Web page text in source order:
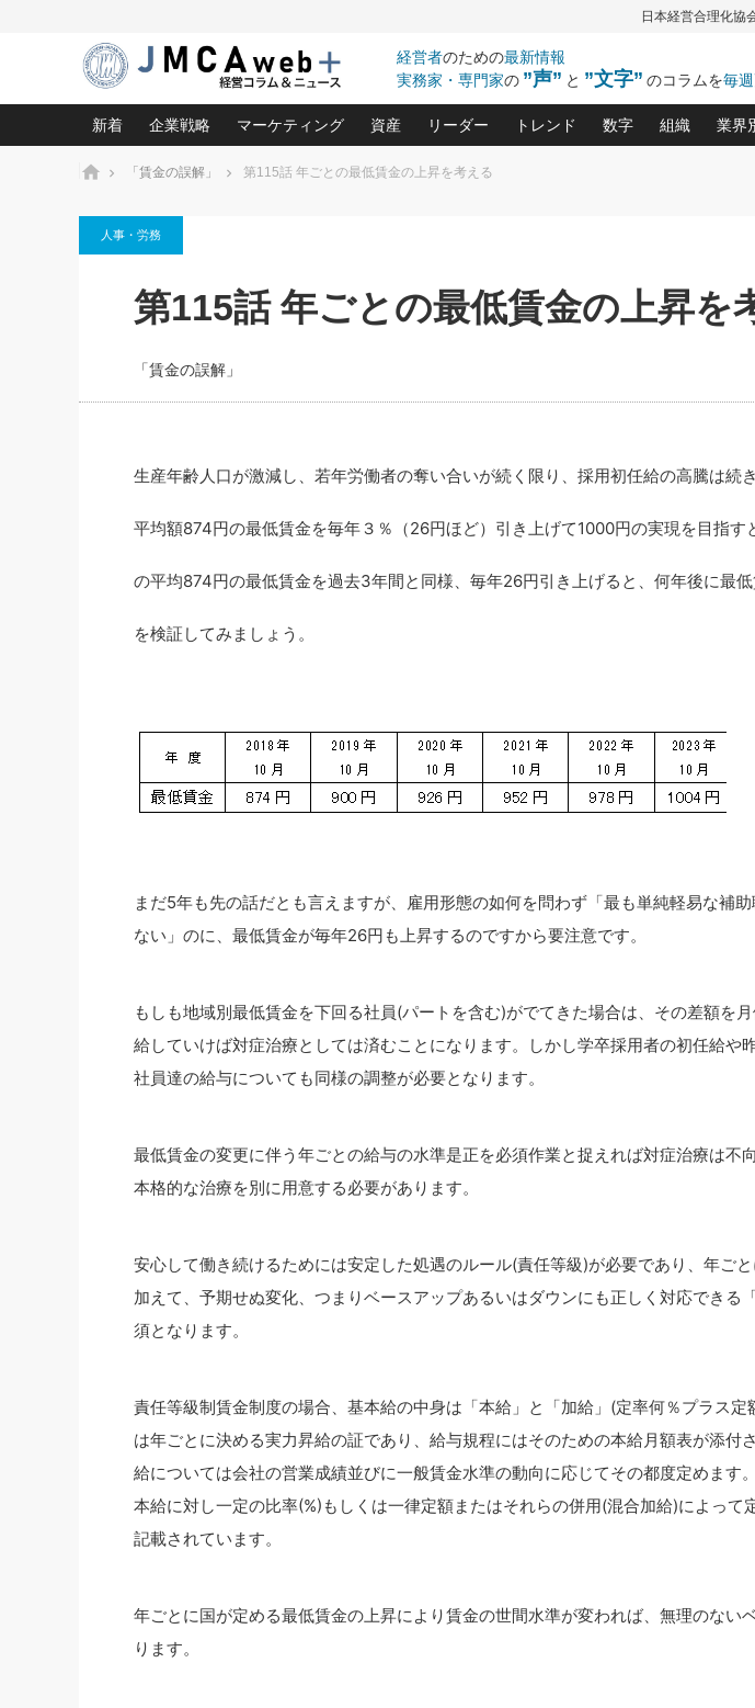
日本経営合理化協
経営者のための最新情報
実務家・専門家の ”声” と ”文字” のコラムを毎週
新着
がよいのでしょうか！
2026.08.7
企業戦略
中小企業の「１位づくり」戦略(96)
利益を最大化する「業務改善」横田尚哉氏(5)
強い会社を築く ビジネス・クリニック(240)
日本レーザー「人を大切にしながら利益を上げる経営」の極意
武器としてのM&A入門(3)
野田久美子 香港ビジネス成功法(10)
マーケティング
ロングセラーの玉手箱(9)
最高の自分を表現する 成功イメージ戦略(77)
資産
中国経済の最新動向(204)
事業承継の前に、決めておきたい、知っておきたい、
リーダー
ピョートル・F・グジバチの『経営戦略の新常
社長の口ぐせ経営哲学(100)
社長の右腕をつくる 人と組織を動かす(200)
トレンド
北村森の「今月のヒット商品」
数字
おカネが残る決算
会社を守り抜くため
強い決算書の会社は
賢い社長の「経理財
ろ」(149)
銀行交渉はこうしな
組織
職場の生産
賃金決定の
顧客・社
業界
大
柿
ホーム 「賃金の誤解」 第115話 年ごとの最低賃金の上昇を考える
人事・労務
第115話 年ごとの最低賃金の上昇を
「賃金の誤解」
生産年齢人口が激減し、若年労働者の奪い合いが続く限り、採用初任給の高騰は続
平均額874円の最低賃金を毎年３％（26円ほど）引き上げて1000円の実現を目指す
の平均874円の最低賃金を過去3年間と同様、毎年26円引き上げると、何年後に最
を検証してみましょう。
まだ5年も先の話だとも言えますが、雇用形態の如何を問わず「最も単純軽易な補
ない」のに、最低賃金が毎年26円も上昇するのですから要注意です。
もしも地域別最低賃金を下回る社員(パートを含む)がでてきた場合は、その差額を
給していけば対症治療としては済むことになります。しかし学卒採用者の初任給や
社員達の給与についても同様の調整が必要となります。
最低賃金の変更に伴う年ごとの給与の水準是正を必須作業と捉えれば対症治療は不
本格的な治療を別に用意する必要があります。
安心して働き続けるためには安定した処遇のルール(責任等級)が必要であり、年ご
加えて、予期せぬ変化、つまりベースアップあるいはダウンにも正しく対応できる
須となります。
責任等級制賃金制度の場合、基本給の中身は「本給」と「加給」(定率何％プラス定
は年ごとに決める実力昇給の証であり、給与規程にはそのための本給月額表が添付
給については会社の営業成績並びに一般賃金水準の動向に応じてその都度定めます
本給に対し一定の比率(%)もしくは一律定額またはそれらの併用(混合加給)によって
記載されています。
年ごとに国が定める最低賃金の上昇により賃金の世間水準が変われば、無理のない
ります。